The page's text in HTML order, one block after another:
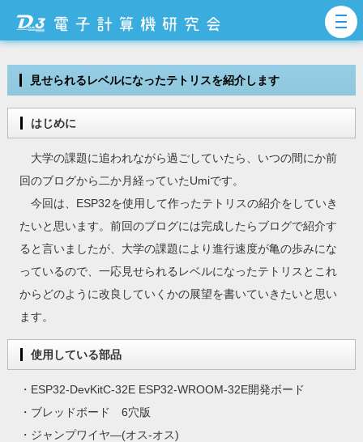
見せられるレベルになったテトリスを紹介します
はじめに
大学の課題に追われながら過ごしていたら、いつの間にか前
回のブログから二か月経っていたUmiです。
今回は、ESP32を使用して作ったテトリスの紹介をしていき
たいと思います。前回のブログには完成したらブログで紹介す
ると言いましたが、大学の課題により進行速度が亀の歩みにな
っているので、一応見せられるレベルになったテトリスとこれ
からどのように改良していくかの展望を書いていきたいと思い
ます。
使用している部品
・ESP32-DevKitC-32E ESP32-WROOM-32E開発ボード
・ブレッドボード 6穴版
・ジャンプワイヤ―(オス-オス)